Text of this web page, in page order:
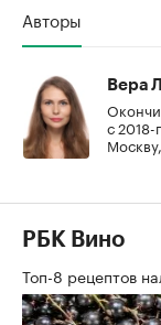
Авторы
Вера
с
РБК Вино
Топ-8 рецептов